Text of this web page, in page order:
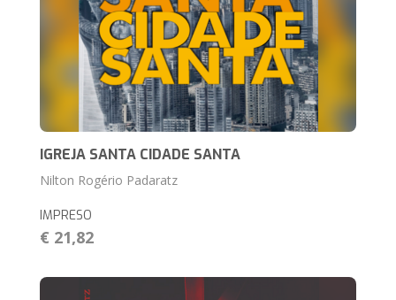
IGREJA SANTA CIDADE SANTA
Nilton Rogério Padaratz
IMPRESO
€ 21,82